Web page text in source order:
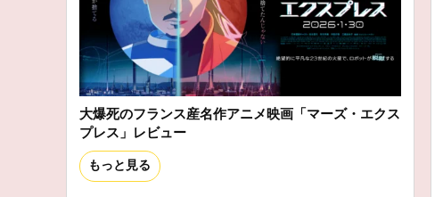
大爆死のフランス産名作アニメ映画「マーズ・エクス
プレス」レビュー
もっと見る